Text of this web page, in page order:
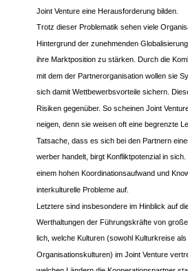
Joint Venture eine Herausforderung bilden.
Trotz dieser Problematik sehen viele
Hintergrund der zunehmenden
ihre Marktposition zu stärken. Durch die
mit dem der Partnerorganisation wollen sie
sich damit Wettbewerbsvorteile sichern.
Risiken gegenüber. So scheinen Joint
neigen, denn sie weisen oft eine begrenzte
Tatsache, dass es sich bei den Partnern
werber handelt, birgt Konfliktpotenzial in
einem hohen Koordinationsaufwand und
interkulturelle Probleme auf.
Letztere sind insbesondere im Hinblick auf
Werthaltungen der Führungskräfte von
lich, welche Kulturen (sowohl Kulturkreise
Organisationskulturen) im Joint Venture